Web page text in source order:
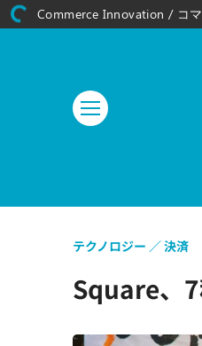
Square、
テクノロジー 決済
Commerce Innovation / コ